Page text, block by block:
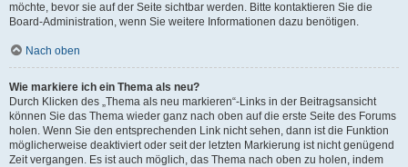
möchte, bevor sie auf der Seite sichtbar werden. Bitte kontaktieren Sie die
Board-Administration, wenn Sie weitere Informationen dazu benötigen.
Nach oben
Wie markiere ich ein Thema als neu?
Durch Klicken des „Thema als neu markieren“-Links in der Beitragsansicht
können Sie das Thema wieder ganz nach oben auf die erste Seite des Forums
holen. Wenn Sie den entsprechenden Link nicht sehen, dann ist die Funktion
möglicherweise deaktiviert oder seit der letzten Markierung ist nicht genügend
Zeit vergangen. Es ist auch möglich, das Thema nach oben zu holen, indem